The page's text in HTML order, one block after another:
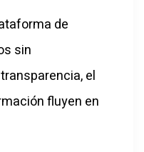
de
sin
el
fluyen en